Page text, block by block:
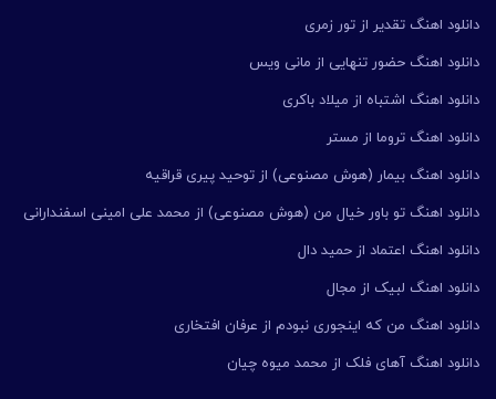
دانلود اهنگ تقدیر از تور زمری
دانلود اهنگ حضور تنهایی از مانی ویس
دانلود اهنگ اشتباه از میلاد باکری
دانلود اهنگ تروما از مستر
دانلود اهنگ بیمار (هوش مصنوعی) از توحید پیری قراقیه
دانلود اهنگ تو باور خیال من (هوش مصنوعی) از محمد علی امینی اسفندارانی
دانلود اهنگ اعتماد از حمید دال
دانلود اهنگ لبیک از مجال
دانلود اهنگ من که اینجوری نبودم از عرفان افتخاری
دانلود اهنگ آهای فلک از محمد میوه چیان